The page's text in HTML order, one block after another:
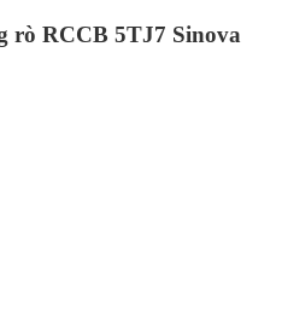
rò RCCB 5TJ7 Sinova